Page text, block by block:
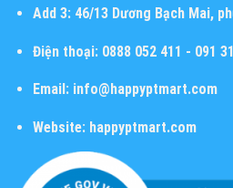
Add 3:46/13 Dương Bạch Mai,
Điện thoại:0888 052 411 - 091
Email:info@happyptmart.com
Website: happyptmart.com